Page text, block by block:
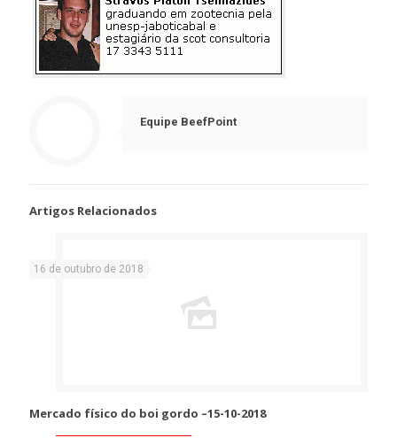
Equipe BeefPoint
Artigos Relacionados
16 de outubro de 2018
Mercado físico do boi gordo –15-10-2018